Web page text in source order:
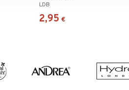
LDB
2,95 €